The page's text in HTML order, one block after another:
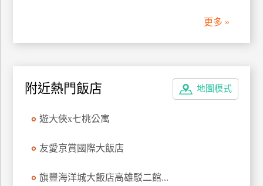
更多 »
地圖模式
附近熱門飯店
遊大俠x七桃公寓
友愛京賞國際大飯店
旗豐海洋城大飯店高雄駁二館...